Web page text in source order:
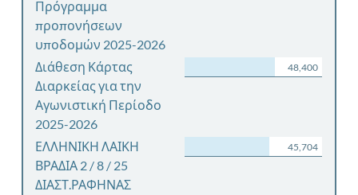
Πρόγραμμα
προπονήσεων
υποδομών 2025-2026
Διάθεση Κάρτας
Διαρκείας για την
Αγωνιστική Περίοδο
2025-2026
48,400
ΕΛΛΗΝΙΚΗ ΛΑΙΚΗ
ΒΡΑΔΙΑ 2 / 8 / 25
ΔΙΑΣΤ.ΡΑΦΗΝΑΣ
45,704